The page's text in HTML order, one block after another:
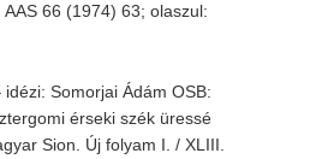
66 (1974) 63; olaszul:
Somorjai Ádám OSB:
érseki szék üressé
Sion. Új folyam I. / XLIII.